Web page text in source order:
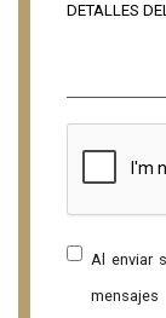
Al enviar